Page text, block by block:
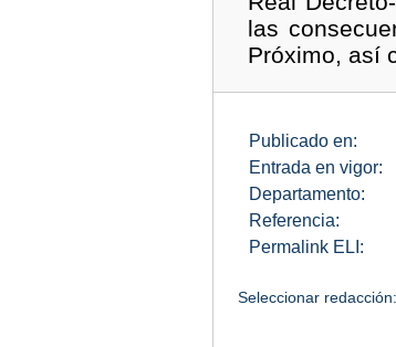
las
Próximo, así
Publicado en:
Entrada en vigor:
Departamento:
Referencia:
Permalink ELI:
Seleccionar redacción: